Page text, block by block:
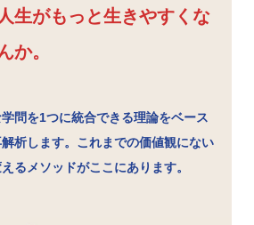
生がもっと生きやすくな
か。
問を1つに統合できる理論をベース
析します。これまでの価値観にない
るメソッドがここにあります。